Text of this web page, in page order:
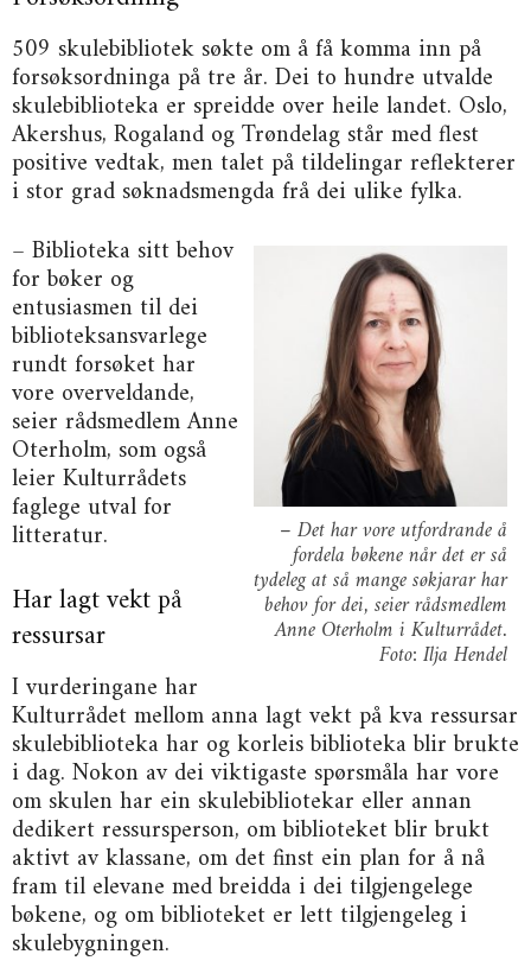
509 skulebibliotek søkte om å få komma inn på
forsøksordninga på tre år. Dei to hundre utvalde
skulebiblioteka er spreidde over heile landet. Oslo,
Akershus, Rogaland og Trøndelag står med flest
positive vedtak, men talet på tildelingar reflekterer
i stor grad søknadsmengda frå dei ulike fylka.
– Det har vore utfordrande å
fordela bøkene når det er så
tydeleg at så mange søkjarar har
behov for dei, seier rådsmedlem
Anne Oterholm i Kulturrådet.
Foto: Ilja Hendel
– Biblioteka sitt behov
for bøker og
entusiasmen til dei
biblioteksansvarlege
rundt forsøket har
vore overveldande,
seier rådsmedlem Anne
Oterholm, som også
leier Kulturrådets
faglege utval for
litteratur.
Har lagt vekt på
ressursar
I vurderingane har
Kulturrådet mellom anna lagt vekt på kva ressursar
skulebiblioteka har og korleis biblioteka blir brukte
i dag. Nokon av dei viktigaste spørsmåla har vore
om skulen har ein skulebibliotekar eller annan
dedikert ressursperson, om biblioteket blir brukt
aktivt av klassane, om det finst ein plan for å nå
fram til elevane med breidda i dei tilgjengelege
bøkene, og om biblioteket er lett tilgjengeleg i
skulebygningen.